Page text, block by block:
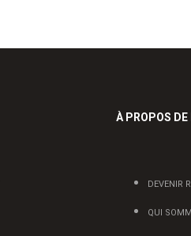
À PROPOS
DEVENIR
QUI